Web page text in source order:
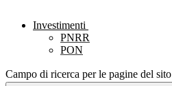
Investimenti
PNRR
PON
Campo di ricerca per le pagine del sito